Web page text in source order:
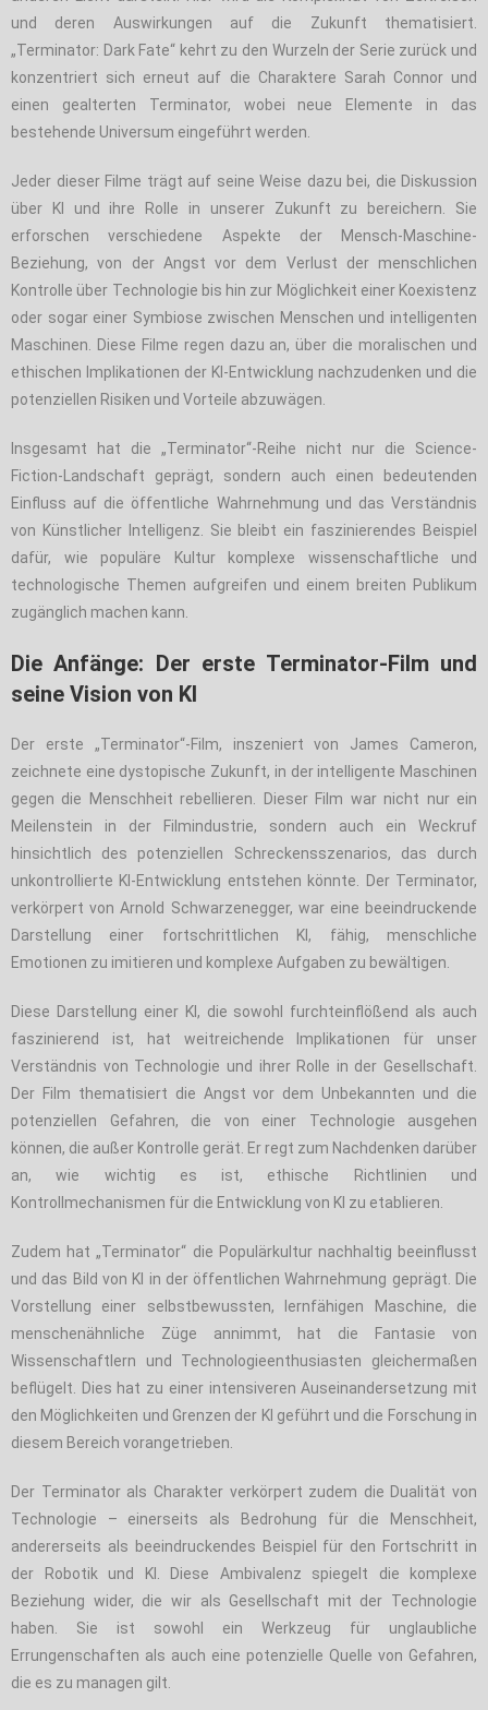
und deren Auswirkungen auf die Zukunft thematisiert.
„Terminator: Dark Fate“ kehrt zu den Wurzeln der Serie zurück und
konzentriert sich erneut auf die Charaktere Sarah Connor und
einen gealterten Terminator, wobei neue Elemente in das
bestehende Universum eingeführt werden.
Jeder dieser Filme trägt auf seine Weise dazu bei, die Diskussion
über KI und ihre Rolle in unserer Zukunft zu bereichern. Sie
erforschen verschiedene Aspekte der Mensch-Maschine-
Beziehung, von der Angst vor dem Verlust der menschlichen
Kontrolle über Technologie bis hin zur Möglichkeit einer Koexistenz
oder sogar einer Symbiose zwischen Menschen und intelligenten
Maschinen. Diese Filme regen dazu an, über die moralischen und
ethischen Implikationen der KI-Entwicklung nachzudenken und die
potenziellen Risiken und Vorteile abzuwägen.
Insgesamt hat die „Terminator“-Reihe nicht nur die Science-
Fiction-Landschaft geprägt, sondern auch einen bedeutenden
Einfluss auf die öffentliche Wahrnehmung und das Verständnis
von Künstlicher Intelligenz. Sie bleibt ein faszinierendes Beispiel
dafür, wie populäre Kultur komplexe wissenschaftliche und
technologische Themen aufgreifen und einem breiten Publikum
zugänglich machen kann.
Die Anfänge: Der erste Terminator-Film und
seine Vision von KI
Der erste „Terminator“-Film, inszeniert von James Cameron,
zeichnete eine dystopische Zukunft, in der intelligente Maschinen
gegen die Menschheit rebellieren. Dieser Film war nicht nur ein
Meilenstein in der Filmindustrie, sondern auch ein Weckruf
hinsichtlich des potenziellen Schreckensszenarios, das durch
unkontrollierte KI-Entwicklung entstehen könnte. Der Terminator,
verkörpert von Arnold Schwarzenegger, war eine beeindruckende
Darstellung einer fortschrittlichen KI, fähig, menschliche
Emotionen zu imitieren und komplexe Aufgaben zu bewältigen.
Diese Darstellung einer KI, die sowohl furchteinflößend als auch
faszinierend ist, hat weitreichende Implikationen für unser
Verständnis von Technologie und ihrer Rolle in der Gesellschaft.
Der Film thematisiert die Angst vor dem Unbekannten und die
potenziellen Gefahren, die von einer Technologie ausgehen
können, die außer Kontrolle gerät. Er regt zum Nachdenken darüber
an, wie wichtig es ist, ethische Richtlinien und
Kontrollmechanismen für die Entwicklung von KI zu etablieren.
Zudem hat „Terminator“ die Populärkultur nachhaltig beeinflusst
und das Bild von KI in der öffentlichen Wahrnehmung geprägt. Die
Vorstellung einer selbstbewussten, lernfähigen Maschine, die
menschenähnliche Züge annimmt, hat die Fantasie von
Wissenschaftlern und Technologieenthusiasten gleichermaßen
beflügelt. Dies hat zu einer intensiveren Auseinandersetzung mit
den Möglichkeiten und Grenzen der KI geführt und die Forschung in
diesem Bereich vorangetrieben.
Der Terminator als Charakter verkörpert zudem die Dualität von
Technologie – einerseits als Bedrohung für die Menschheit,
andererseits als beeindruckendes Beispiel für den Fortschritt in
der Robotik und KI. Diese Ambivalenz spiegelt die komplexe
Beziehung wider, die wir als Gesellschaft mit der Technologie
haben. Sie ist sowohl ein Werkzeug für unglaubliche
Errungenschaften als auch eine potenzielle Quelle von Gefahren,
die es zu managen gilt.